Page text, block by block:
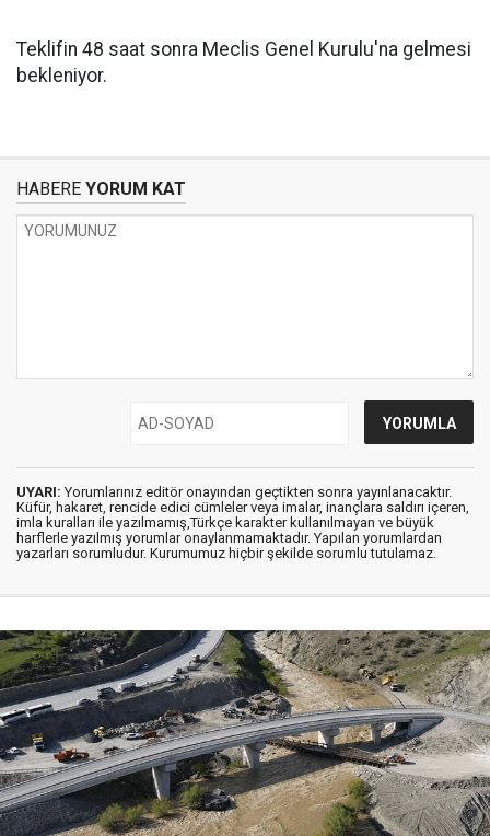
Teklifin 48 saat sonra Meclis Genel Kurulu'na gelmesi
bekleniyor.
HABERE YORUM KAT
UYARI: Yorumlarınız editör onayından geçtikten sonra yayınlanacaktır.
Küfür, hakaret, rencide edici cümleler veya imalar, inançlara saldırı içeren,
imla kuralları ile yazılmamış,Türkçe karakter kullanılmayan ve büyük
harflerle yazılmış yorumlar onaylanmamaktadır. Yapılan yorumlardan
yazarları sorumludur. Kurumumuz hiçbir şekilde sorumlu tutulamaz.